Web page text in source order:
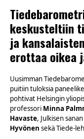
keskusteltiin
ja
erottaa oikea
Uusimman
puitiin tuloksia
pohtivat Helsingin
professori Minna
Havaste, Julkisen
Hyvönen sekä Tiede-